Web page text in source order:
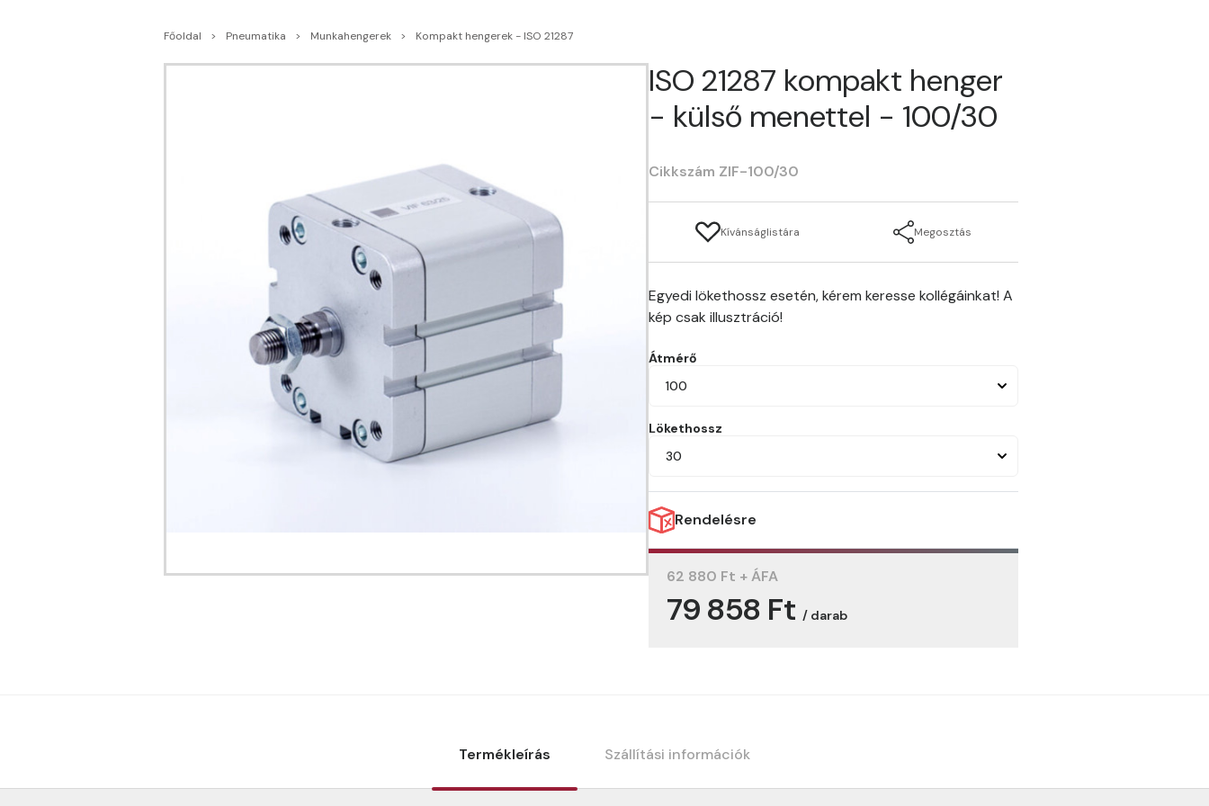
Főoldal Pneumatika Munkahengerek Kompakt hengerek - ISO 21287
ISO 21287 kompakt henger
- külső menettel - 100/30
Cikkszám ZIF-100/30
Kívánságlistára Megosztás
Egyedi lökethossz esetén, kérem keresse kollégáinkat! A
kép csak illusztráció!
Átmérő
100
Lökethossz
30
Rendelésre
62 880 Ft + ÁFA
79 858 Ft / darab
Termékleírás Szállítási információk